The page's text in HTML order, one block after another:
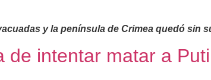
y la península de Crimea quedó sin
de intentar matar a